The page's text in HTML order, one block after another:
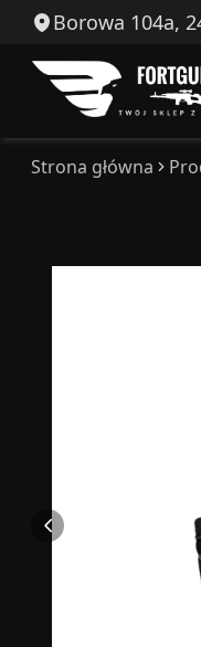
Borowa 104a,
Strona główna